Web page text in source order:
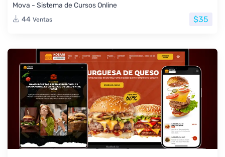
Mova - Sistema de Cursos Online
44 Ventas $35